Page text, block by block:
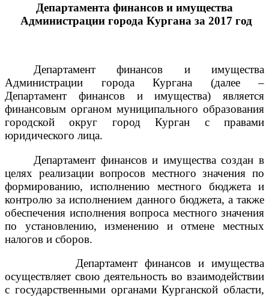
Департамента финансов и имущества
Администрации города Кургана за 2017 год
Департамент финансов и имущества
Администрации города Кургана (далее –
Департамент финансов и имущества) является
финансовым органом муниципального образования
городской округ город Курган с правами
юридического лица.
Департамент финансов и имущества создан в
целях реализации вопросов местного значения по
формированию, исполнению местного бюджета и
контролю за исполнением данного бюджета, а также
обеспечения исполнения вопроса местного значения
по установлению, изменению и отмене местных
налогов и сборов.
Департамент финансов и имущества
осуществляет свою деятельность во взаимодействии
с государственными органами Курганской области,